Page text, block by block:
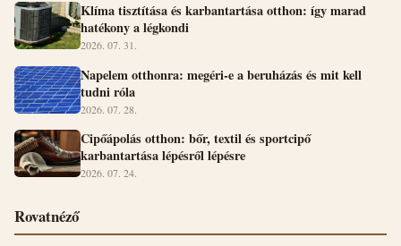
Klíma tisztítása és karbantartása otthon: így marad
hatékony a légkondi
2026. 07. 31.
Napelem otthonra: megéri-e a beruházás és mit kell
tudni róla
2026. 07. 28.
Cipőápolás otthon: bőr, textil és sportcipő
karbantartása lépésről lépésre
2026. 07. 24.
Rovatnéző